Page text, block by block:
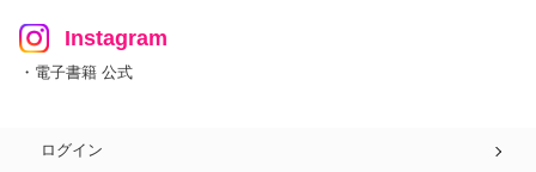
Instagram
・電子書籍 公式
ログイン